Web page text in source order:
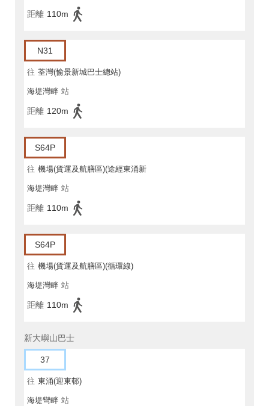
距離 110m
N31
往 荃灣(愉景新城巴士總站)
海堤灣畔 站
距離 120m
S64P
往 機場(貨運及航膳區)(途經東涌新
發展碼頭)(循環線)
海堤灣畔 站
距離 110m
S64P
往 機場(貨運及航膳區)(循環線)
海堤灣畔 站
距離 110m
新大嶼山巴士
37
往 東涌(迎東邨)
海堤彎畔 站